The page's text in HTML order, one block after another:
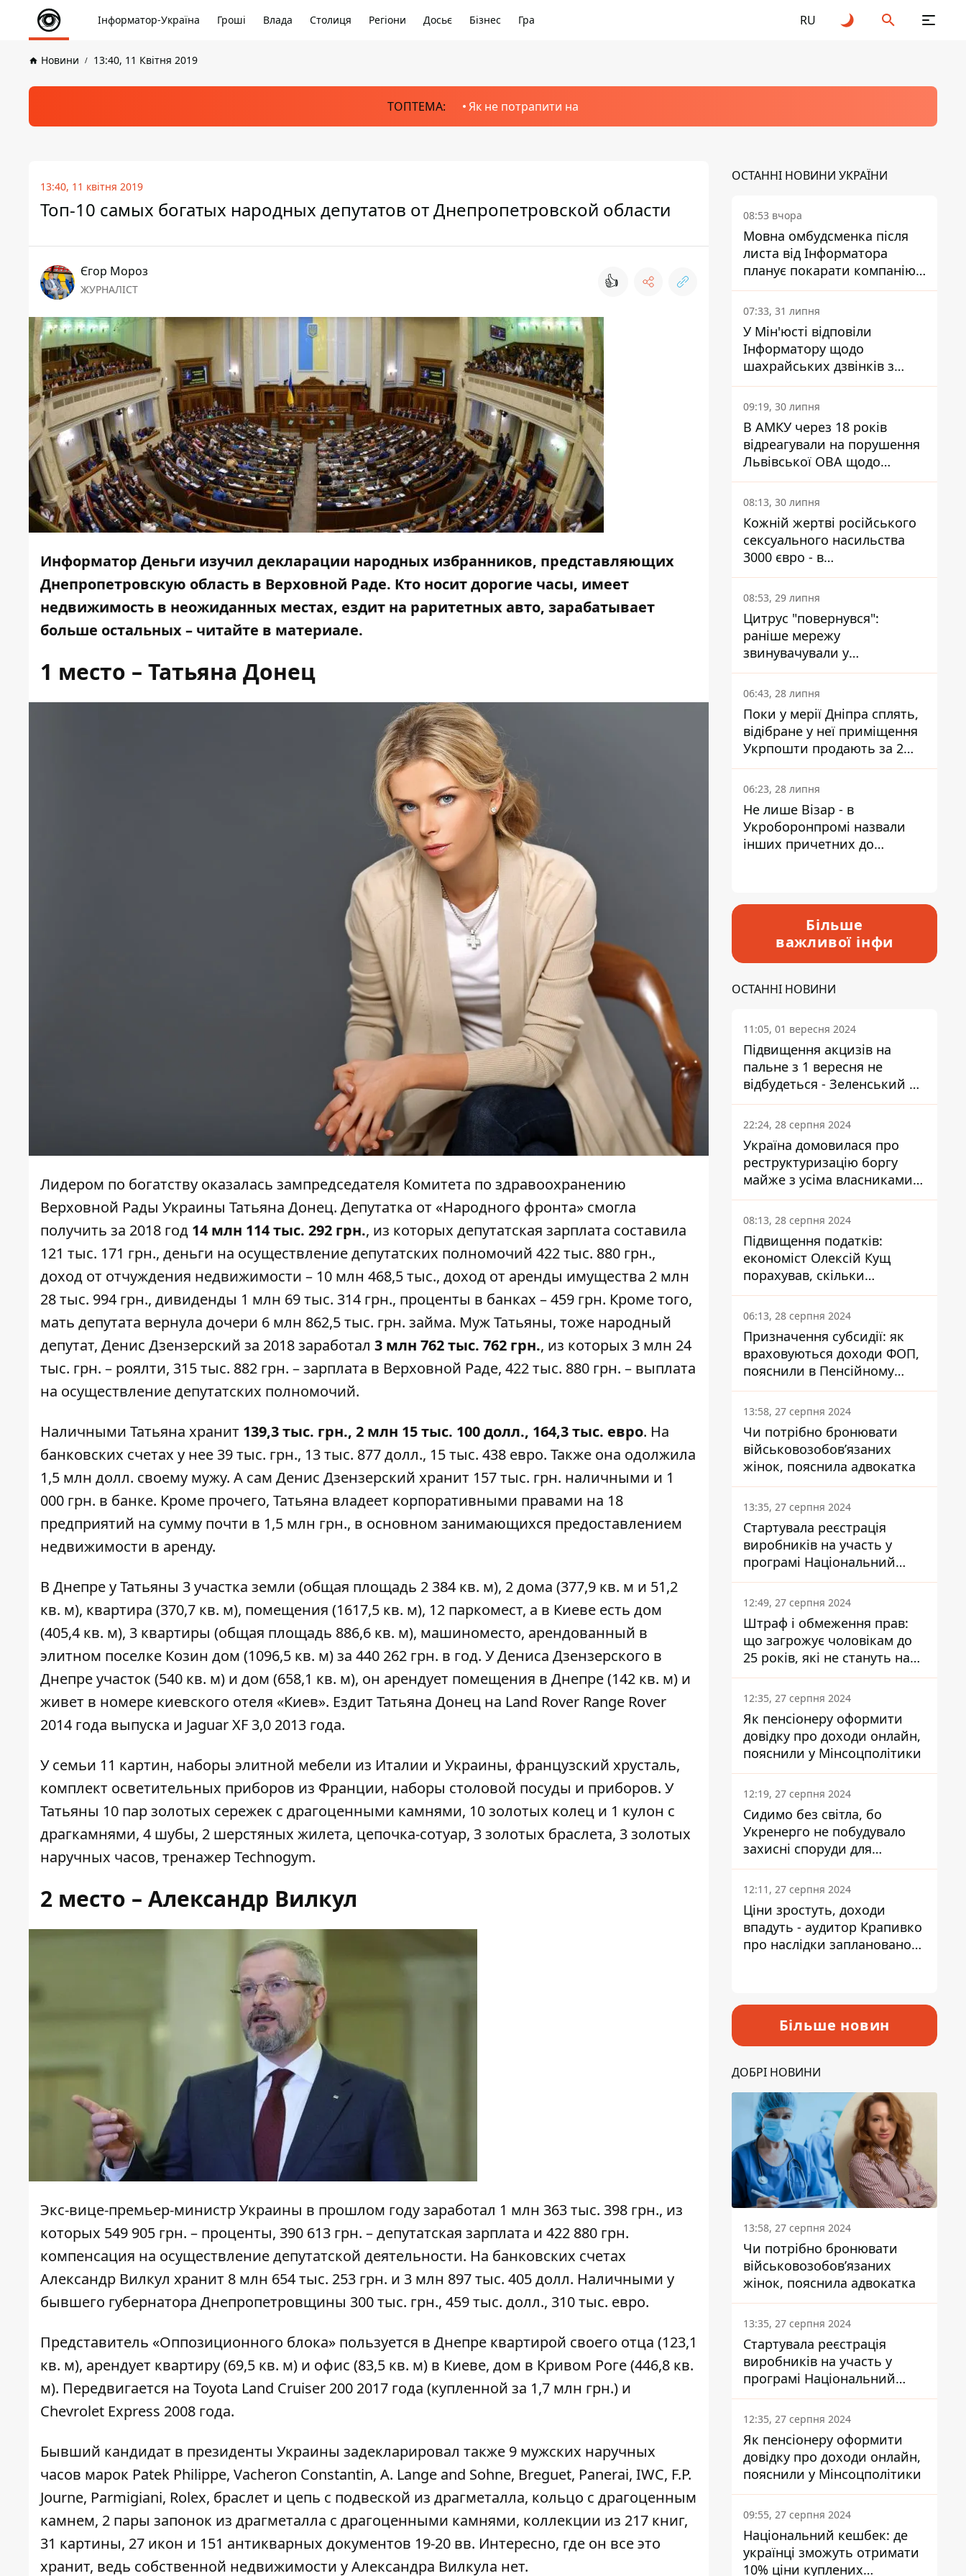
Інформатор-Україна Гроші Влада Столиця Регіони Досьє Бізнес Гра RU
Новини 13:40, 11 Квітня 2019
ТОПТЕМА: Як не потрапити на
13:40, 11 квітня 2019
Топ-10 самых богатых народных депутатов от Днепропетровской области
Єгор Мороз
ЖУРНАЛІСТ 👍
Информатор Деньги изучил декларации народных избранников, представляющих
Днепропетровскую область в Верховной Раде. Кто носит дорогие часы, имеет
недвижимость в неожиданных местах, ездит на раритетных авто, зарабатывает
больше остальных – читайте в материале.
1 место – Татьяна Донец
Лидером по богатству оказалась зампредседателя Комитета по здравоохранению
Верховной Рады Украины Татьяна Донец. Депутатка от «Народного фронта» смогла
получить за 2018 год 14 млн 114 тыс. 292 грн., из которых депутатская зарплата составила
121 тыс. 171 грн., деньги на осуществление депутатских полномочий 422 тыс. 880 грн.,
доход от отчуждения недвижимости – 10 млн 468,5 тыс., доход от аренды имущества 2 млн
28 тыс. 994 грн., дивиденды 1 млн 69 тыс. 314 грн., проценты в банках – 459 грн. Кроме того,
мать депутата вернула дочери 6 млн 862,5 тыс. грн. займа. Муж Татьяны, тоже народный
депутат, Денис Дзензерский за 2018 заработал 3 млн 762 тыс. 762 грн., из которых 3 млн 24
тыс. грн. – роялти, 315 тыс. 882 грн. – зарплата в Верховной Раде, 422 тыс. 880 грн. – выплата
на осуществление депутатских полномочий.
Наличными Татьяна хранит 139,3 тыс. грн., 2 млн 15 тыс. 100 долл., 164,3 тыс. евро. На
банковских счетах у нее 39 тыс. грн., 13 тыс. 877 долл., 15 тыс. 438 евро. Также она одолжила
1,5 млн долл. своему мужу. А сам Денис Дзензерский хранит 157 тыс. грн. наличными и 1
000 грн. в банке. Кроме прочего, Татьяна владеет корпоративными правами на 18
предприятий на сумму почти в 1,5 млн грн., в основном занимающихся предоставлением
недвижимости в аренду.
В Днепре у Татьяны 3 участка земли (общая площадь 2 384 кв. м), 2 дома (377,9 кв. м и 51,2
кв. м), квартира (370,7 кв. м), помещения (1617,5 кв. м), 12 паркомест, а в Киеве есть дом
(405,4 кв. м), 3 квартиры (общая площадь 886,6 кв. м), машиноместо, арендованный в
элитном поселке Козин дом (1096,5 кв. м) за 440 262 грн. в год. У Дениса Дзензерского в
Днепре участок (540 кв. м) и дом (658,1 кв. м), он арендует помещения в Днепре (142 кв. м) и
живет в номере киевского отеля «Киев». Ездит Татьяна Донец на Land Rover Range Rover
2014 года выпуска и Jaguar XF 3,0 2013 года.
У семьи 11 картин, наборы элитной мебели из Италии и Украины, французский хрусталь,
комплект осветительных приборов из Франции, наборы столовой посуды и приборов. У
Татьяны 10 пар золотых сережек с драгоценными камнями, 10 золотых колец и 1 кулон с
драгкамнями, 4 шубы, 2 шерстяных жилета, цепочка-сотуар, 3 золотых браслета, 3 золотых
наручных часов, тренажер Technogym.
2 место – Александр Вилкул
Экс-вице-премьер-министр Украины в прошлом годузаработал 1 млн 363 тыс. 398 грн., из
которых 549 905 грн. – проценты, 390 613 грн. – депутатская зарплата и 422 880 грн.
компенсация на осуществление депутатской деятельности. На банковских счетах
Александр Вилкул хранит 8 млн 654 тыс. 253 грн. и 3 млн 897 тыс. 405 долл. Наличными у
бывшего губернатора Днепропетровщины 300 тыс. грн., 459 тыс. долл., 310 тыс. евро.
Представитель «Оппозиционного блока» пользуется в Днепре квартирой своего отца (123,1
кв. м), арендует квартиру (69,5 кв. м) и офис (83,5 кв. м) в Киеве, дом в Кривом Роге (446,8 кв.
м). Передвигается на Toyota Land Cruiser 200 2017 года (купленной за 1,7 млн грн.) и
Chevrolet Express 2008 года.
Бывший кандидат в президенты Украины задекларировал также 9 мужских наручных
часов марок Patek Philippe, Vacheron Constantin, A. Lange and Sohne, Breguet, Panerai, IWC, F.P.
Journe, Parmigiani, Rolex, браслет и цепь с подвеской из драгметалла, кольцо с драгоценным
камнем, 2 пары запонок из драгметалла с драгоценными камнями, коллекции из 217 книг,
31 картины, 27 икон и 151 антикварных документов 19-20 вв. Интересно, где он все это
хранит, ведь собственной недвижимости у Александра Вилкула нет.
ОСТАННІ НОВИНИ УКРАЇНИ
08:53 вчора
Мовна омбудсменка після
листа від Інформатора
планує покарати компанію-
підрядника ПриватБанку
07:33, 31 липня
У Мін'юсті відповіли
Інформатору щодо
шахрайських дзвінків з
камери Сумського СІЗО так,
що ніхто нічого не зрозумів
09:19, 30 липня
В АМКУ через 18 років
відреагували на порушення
Львівської ОВА щодо
харчування у закладах
освіти
08:13, 30 липня
Кожній жертві російського
сексуального насильства
3000 євро - в
Мінсоцполітики пояснили
Інформатору, звідки на це
гроші
08:53, 29 липня
Цитрус "повернувся":
раніше мережу
звинувачували у
контрабанді техніки та
ухиленні від сплати
податків
06:43, 28 липня
Поки у мерії Дніпра сплять,
відібране у неї приміщення
Укрпошти продають за 2
мільйони
06:23, 28 липня
Не лише Візар - в
Укроборонпромі назвали
інших причетних до
Більше
важливої інфи
ОСТАННІ НОВИНИ
11:05, 01 вересня 2024
Підвищення акцизів на
пальне з 1 вересня не
відбудеться - Зеленський не
підписав закон
22:24, 28 серпня 2024
Україна домовилася про
реструктуризацію боргу
майже з усіма власниками
єврооблігацій: що це
означає для країни
08:13, 28 серпня 2024
Підвищення податків:
економіст Олексій Кущ
порахував, скільки
заплатить кожен українець
06:13, 28 серпня 2024
Призначення субсидії: як
враховуються доходи ФОП,
пояснили в Пенсійному
фонді
13:58, 27 серпня 2024
Чи потрібно бронювати
військовозобов’язаних
жінок, пояснила адвокатка
13:35, 27 серпня 2024
Стартувала реєстрація
виробників на участь у
програмі Національний
кешбек: як це зробити
через портал Дія
12:49, 27 серпня 2024
Штраф і обмеження прав:
що загрожує чоловікам до
25 років, які не стануть на
військовий облік
12:35, 27 серпня 2024
Як пенсіонеру оформити
довідку про доходи онлайн,
пояснили у Мінсоцполітики
12:19, 27 серпня 2024
Сидимо без світла, бо
Укренерго не побудувало
захисні споруди для
енергетики - нардеп
Кучеренко
12:11, 27 серпня 2024
Ціни зростуть, доходи
впадуть - аудитор Крапивко
про наслідки запланованого
Більше новин
ДОБРІ НОВИНИ
13:58, 27 серпня 2024
Чи потрібно бронювати
військовозобов’язаних
жінок, пояснила адвокатка
13:35, 27 серпня 2024
Стартувала реєстрація
виробників на участь у
програмі Національний
кешбек: як це зробити
через портал Дія
12:35, 27 серпня 2024
Як пенсіонеру оформити
довідку про доходи онлайн,
пояснили у Мінсоцполітики
09:55, 27 серпня 2024
Національний кешбек: де
українці зможуть отримати
10% ціни куплених